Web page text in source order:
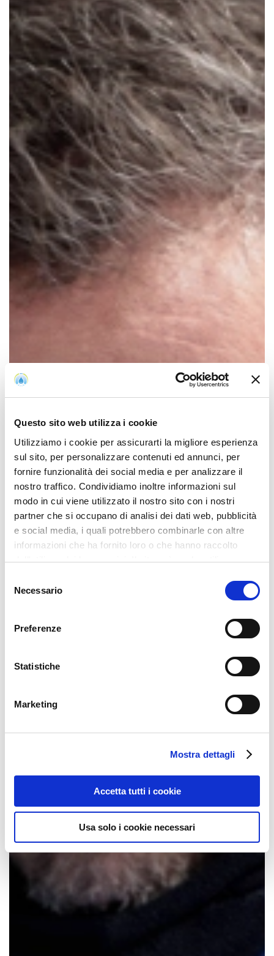
Questo sito web utilizza i cookie
Utilizziamo i cookie per assicurarti la migliore esperienza
sul sito, per personalizzare contenuti ed annunci, per
fornire funzionalità dei social media e per analizzare il
nostro traffico. Condividiamo inoltre informazioni sul
modo in cui viene utilizzato il nostro sito con i nostri
partner che si occupano di analisi dei dati web, pubblicità
e social media, i quali potrebbero combinarle con altre
informazioni che ha fornito loro o che hanno raccolto
dall'utilizzo dei loro servizi. Il sito può anche utilizzare
personalizzati. Per il trattamento dei dati si rimanda alla
. Acconsenta ai nostri cookie se
delNecessario
Preferenze
Statistiche
Marketing
Mostra dettagli
Accetta tutti i cookie
Usa solo i cookie necessari